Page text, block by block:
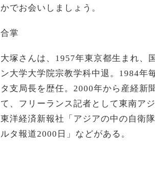
かでお会いしましょう。
合掌
大塚さんは、1957年東京都生まれ、
ン大学大学院宗教学科中退。1984年
タ支局長を歴任。2000年から産経新
て、フリーランス記者として東南ア
東洋経済新報社「アジアの中の自衛
ルタ報道2000日」などがある。